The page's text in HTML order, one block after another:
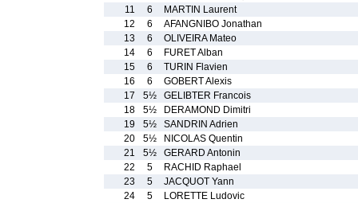
11
6
MARTIN Laurent
12
6
AFANGNIBO Jonathan
13
6
OLIVEIRA Mateo
14
6
FURET Alban
15
6
TURIN Flavien
16
6
GOBERT Alexis
17
5½
GELIBTER Francois
18
5½
DERAMOND Dimitri
19
5½
SANDRIN Adrien
20
5½
NICOLAS Quentin
21
5½
GERARD Antonin
22
5
RACHID Raphael
23
5
JACQUOT Yann
24
5
LORETTE Ludovic